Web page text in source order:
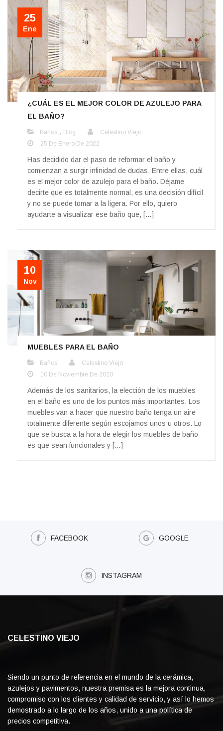
25
Ene
¿CUÁL ES EL MEJOR COLOR DE AZULEJO PARA
EL BAÑO?
Baños , Blog
Celestino Viejo
25 De Enero De 2022
Has decidido dar el paso de reformar el baño y
comienzan a surgir infinidad de dudas. Entre ellas, cuál
es el mejor color de azulejo para el baño. Déjame
decirte que es totalmente normal, es una decisión difícil
y no se puede tomar a la ligera. Por ello, quiero
ayudarte a visualizar ese baño que, […]
10
Nov
MUEBLES PARA EL BAÑO
Baños
Celestino Viejo
10 De Noviembre De 2020
Además de los sanitarios, la elección de los muebles
en el baño es uno de los puntos más importantes. Los
muebles van a hacer que nuestro baño tenga un aire
totalmente diferente según escojamos unos u otros. Lo
que se busca a la hora de elegir los muebles de baño
es que sean funcionales y […]
FACEBOOK GOOGLE
INSTAGRAM
CELESTINO VIEJO
Siendo un punto de referencia en el mundo de la cerámica,
azulejos y pavimentos, nuestra premisa es la mejora continua,
compromiso con los clientes y calidad de servicio, y así lo hemos
demostrado a lo largo de los años, unido a una política de
precios competitiva.